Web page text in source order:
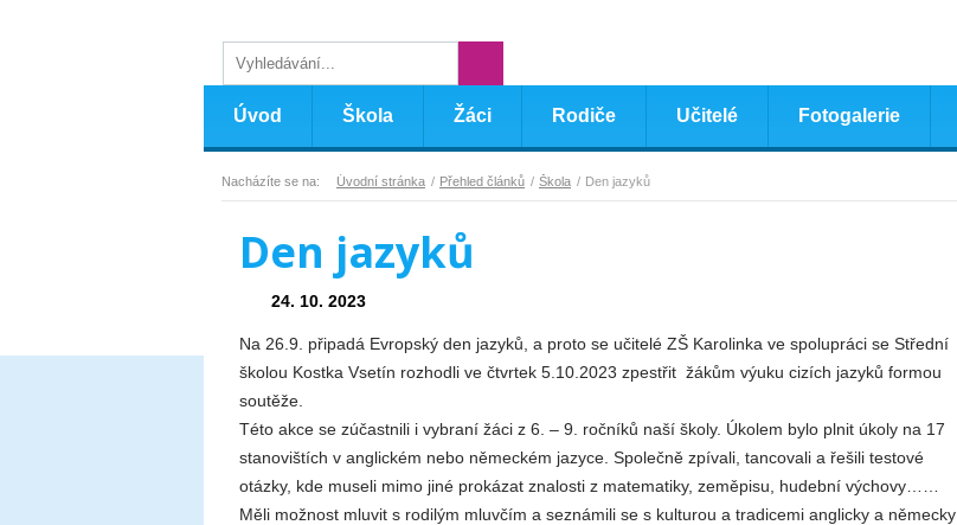
Úvod Škola Žáci Rodiče Učitelé Fotogalerie
Nacházíte se na: Úvodní stránka Přehled článků Škola Den jazyků
Den jazyků
24. 10. 2023
Na 26.9. připadá Evropský den jazyků, a proto se učitelé ZŠ Karolinka ve spolupráci se Střední
školou Kostka Vsetín rozhodli ve čtvrtek 5.10.2023 zpestřit žákům výuku cizích jazyků formou
soutěže.
Této akce se zúčastnili i vybraní žáci z 6. – 9. ročníků naší školy. Úkolem bylo plnit úkoly na 17
stanovištích v anglickém nebo německém jazyce. Společně zpívali, tancovali a řešili testové
otázky, kde museli mimo jiné prokázat znalosti z matematiky, zeměpisu, hudební výchovy……
Měli možnost mluvit s rodilým mluvčím a seznámili se s kulturou a tradicemi anglicky a německy